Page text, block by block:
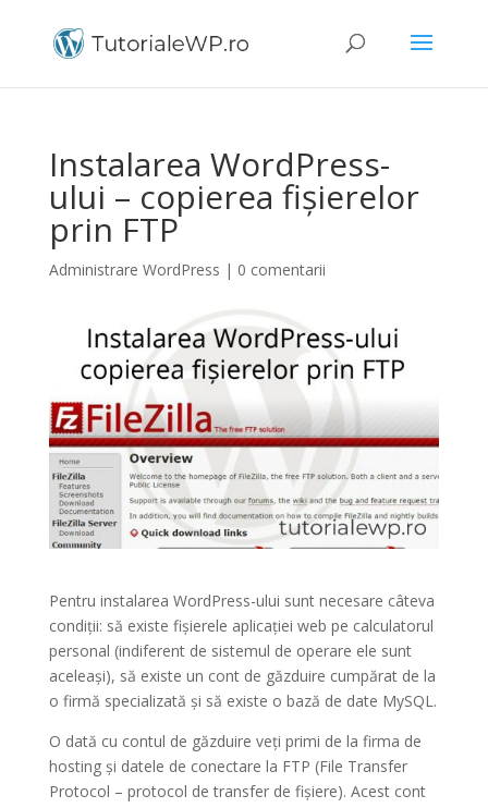
Instalarea WordPress-
ului – copierea fișierelor
prin FTP
Administrare WordPress | 0 comentarii
Pentru instalarea WordPress-ului sunt necesare câteva
condiții: să existe fișierele aplicației web pe calculatorul
personal (indiferent de sistemul de operare ele sunt
aceleași), să existe un cont de găzduire cumpărat de la
o firmă specializată și să existe o bază de date MySQL.
O dată cu contul de găzduire veți primi de la firma de
hosting și datele de conectare la FTP (File Transfer
Protocol – protocol de transfer de fișiere). Acest cont